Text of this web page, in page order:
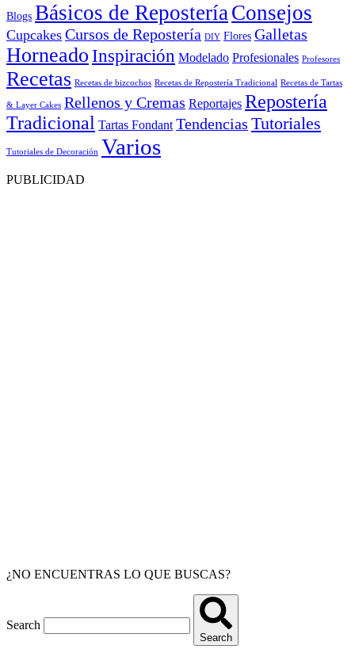
Blogs Básicos de ReposteríaConsejos
Cupcakes Cursos de Repostería DIY Flores Galletas
HorneadoInspiración Modelado Profesionales Profesores
Recetas Recetas de bizcochos Recetas de Repostería Tradicional Recetas de Tartas
& Layer Cakes Rellenos y Cremas Reportajes Repostería
Tradicional Tartas Fondant Tendencias Tutoriales
Tutoriales de Decoración Varios
PUBLICIDAD
¿NO ENCUENTRAS LO QUE BUSCAS?
Search
Search